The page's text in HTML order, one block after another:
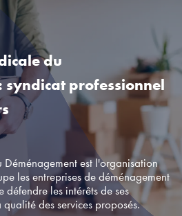
du
syndicat professionnel
est l'organisation
les entreprises de déménagement
défendre les intérêts de ses
des services proposés.